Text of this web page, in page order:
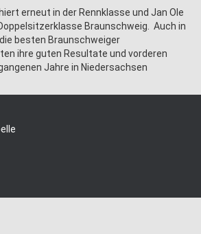
erneut in der Rennklasse und Jan Ole
Braunschweig. Auch in
besten Braunschweiger
ihre guten Resultate und vorderen
Jahre in Niedersachsen